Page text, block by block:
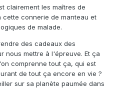
clairement les maîtres de
connerie de manteau et
de malade.
des cadeaux des
nous mettre à l'épreuve. Et ça
comprenne tout ça, qui est
de tout ça encore en vie ?
sur sa planète paumée dans